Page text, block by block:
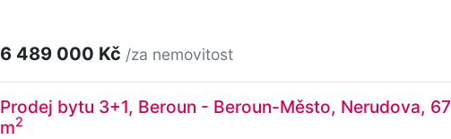
6 489 000 Kč /za nemovitost
Prodej bytu 3+1, Beroun - Beroun-Město, Nerudova, 67
m2